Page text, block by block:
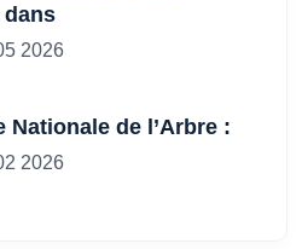
dans
2026
Nationale de l’Arbre :
2026